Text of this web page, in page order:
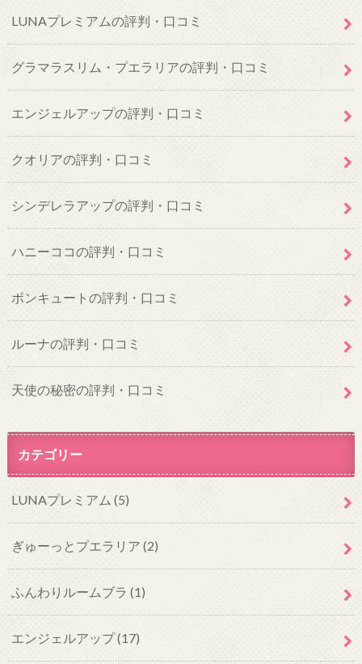
LUNAプレミアムの評判・口コミ
グラマラスリム・プエラリアの評判・口コミ
エンジェルアップの評判・口コミ
クオリアの評判・口コミ
シンデレラアップの評判・口コミ
ハニーココの評判・口コミ
ボンキュートの評判・口コミ
ルーナの評判・口コミ
天使の秘密の評判・口コミ
カテゴリー
LUNAプレミアム (5)
ぎゅーっとプエラリア (2)
ふんわりルームブラ (1)
エンジェルアップ(17)